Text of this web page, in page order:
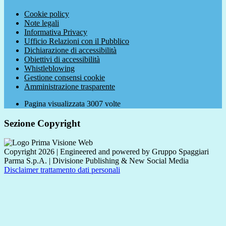
Cookie policy
Note legali
Informativa Privacy
Ufficio Relazioni con il Pubblico
Dichiarazione di accessibilità
Obiettivi di accessibilità
Whistleblowing
Gestione consensi cookie
Amministrazione trasparente
Pagina visualizzata 3007 volte
Sezione Copyright
Copyright 2026 | Engineered and powered by Gruppo Spaggiari
Parma S.p.A. | Divisione Publishing & New Social Media
Disclaimer trattamento dati personali